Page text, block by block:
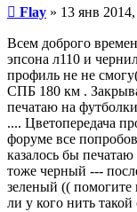
Непрочитанное
сообщение
Flay » 13 янв 2014,
Всем доброго
эпсона л110 и
профиль не не
СПБ 180 км .
печатаю на
.... Цветопередача
форуме все
казалось бы
тоже черный ---
зеленый ((
ли у кого нить